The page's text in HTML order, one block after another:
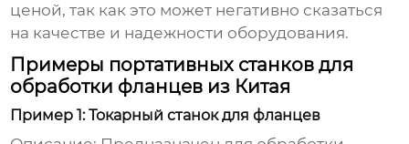
ценой, так как это может негативно сказаться
на качестве и надежности оборудования.
Примеры портативных станков для
обработки фланцев из Китая
Пример 1: Токарный станок для фланцев